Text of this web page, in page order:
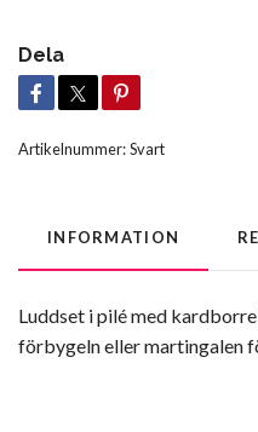
Dela
Artikelnummer:Svart
INFORMATION
Luddset i pilé med
förbygeln eller martingalen